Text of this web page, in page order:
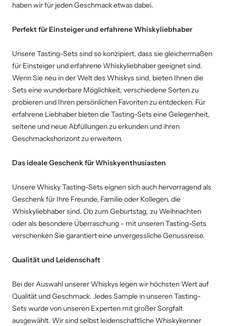
haben wir für jeden Geschmack etwas dabei.
Perfekt für Einsteiger und erfahrene Whiskyliebhaber
Unsere Tasting-Sets sind so konzipiert, dass sie gleichermaßen
für Einsteiger und erfahrene Whiskyliebhaber geeignet sind.
Wenn Sie neu in der Welt des Whiskys sind, bieten Ihnen die
Sets eine wunderbare Möglichkeit, verschiedene Sorten zu
probieren und Ihren persönlichen Favoriten zu entdecken. Für
erfahrene Liebhaber bieten die Tasting-Sets eine Gelegenheit,
seltene und neue Abfüllungen zu erkunden und ihren
Geschmackshorizont zu erweitern.
Das ideale Geschenk für Whiskyenthusiasten
Unsere Whisky Tasting-Sets eignen sich auch hervorragend als
Geschenk für Ihre Freunde, Familie oder Kollegen, die
Whiskyliebhaber sind. Ob zum Geburtstag, zu Weihnachten
oder als besondere Überraschung - mit unseren Tasting-Sets
verschenken Sie garantiert eine unvergessliche Genussreise.
Qualität und Leidenschaft
Bei der Auswahl unserer Whiskys legen wir höchsten Wert auf
Qualität und Geschmack. Jedes Sample in unseren Tasting-
Sets wurde von unseren Experten mit großer Sorgfalt
ausgewählt. Wir sind selbst leidenschaftliche Whiskykenner